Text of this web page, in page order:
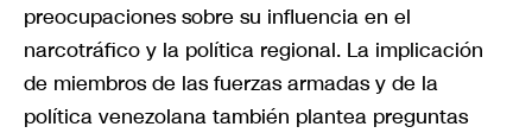
preocupaciones sobre su influencia en el
narcotráfico y la política regional. La implicación
de miembros de las fuerzas armadas y de la
política venezolana también plantea preguntas